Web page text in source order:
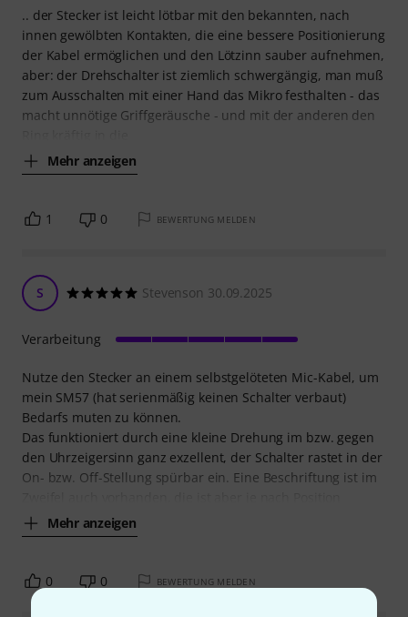
.. der Stecker ist leicht lötbar mit den bekannten, nach
innen gewölbten Kontakten, die eine bessere Positionierung
der Kabel ermöglichen und den Lötzinn sauber aufnehmen,
aber: der Drehschalter ist ziemlich schwergängig, man muß
zum Ausschalten mit einer Hand das Mikro festhalten - das
macht unnötige Griffgeräusche - und mit der anderen den
Mehr anzeigen
1 0 BEWERTUNG MELDEN
S Stevenson 30.09.2025
Nutze den Stecker an einem selbstgelöteten Mic-Kabel, um
mein SM57 (hat serienmäßig keinen Schalter verbaut)
Bedarfs muten zu können.
Das funktioniert durch eine kleine Drehung im bzw. gegen
den Uhrzeigersinn ganz exzellent, der Schalter rastet in der
On- bzw. Off-Stellung spürbar ein. Eine Beschriftung ist im
Mehr anzeigen
Verarbeitung
0 0 BEWERTUNG MELDEN